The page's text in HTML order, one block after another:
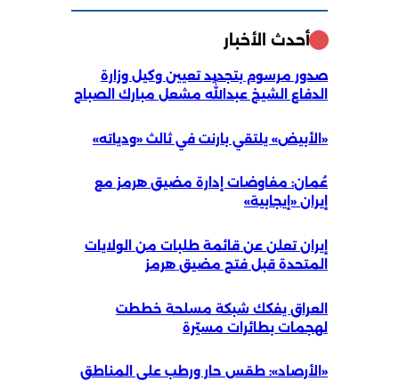
أحدث الأخبار
صدور مرسوم بتجديد تعيين وكيل وزارة
الدفاع الشيخ عبداللّٰه مشعل مبارك الصباح
«الأبيض» يلتقي بارنت في ثالث «ودياته»
عُمان: مفاوضات إدارة مضيق هرمز مع
إيران «إيجابية»
إيران تعلن عن قائمة طلبات من الولايات
المتحدة قبل فتح مضيق هرمز
العراق يفكك شبكة مسلحة خططت
لهجمات بطائرات مسيّرة
«الأرصاد»: طقس حار ورطب على المناطق